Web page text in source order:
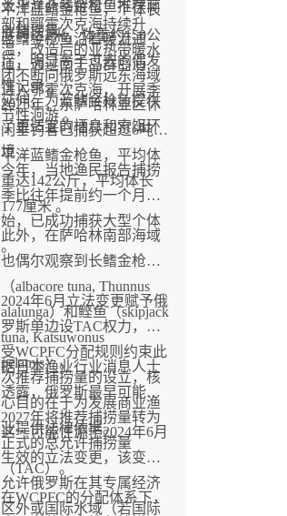
太平洋蓝鳍金枪鱼推荐商
业捕捞量 。
平洋蓝鳍金枪鱼，个体长
度可达2米，体重约150公
斤，明显高于过去的偶发
性记录 。
部和鄂霍次克海持续升
温，改造后的亚热带暖水
团不断向俄罗斯远东海域
延伸，为蓝鳍金枪鱼提供
了更适宜的栖息和索饵环
境 。
蓝鳍金枪鱼沿着暖流通
道，通过南千岛群岛海峡
进入鄂霍次克海，开展季
节性洄游 。
2025年，东萨哈林亚区休
闲垂钓者已捕获超过6吨太
平洋蓝鳍金枪鱼，平均体
重达142公斤，平均体长
177厘米 。
今年，当地渔民报告捕捞
季比往年提前约一个月开
始，已成功捕获大型个体
。
此外，在萨哈林南部海域
也偶尔观察到长鳍金枪鱼
（albacore tuna, Thunnus
alalunga）和鲣鱼（skipjack
tuna, Katsuwonus
pelamis）。
2024年6月立法变更赋予俄
罗斯单边设TAC权力，不
受WCPFC分配规则约束此
次推荐捕捞量的设立，核
心目的在于为发展商业渔
业提供法律依据。
据日本渔业行业消息人士
透露，俄罗斯最早可能在
2027年将推荐捕捞量转为
正式的总允许捕捞量
（TAC）。
这一可能性源于2024年6月
生效的立法变更，该变更
允许俄罗斯在其专属经济
区外或国际水域（若国际
在WCPFC的分配体系下，